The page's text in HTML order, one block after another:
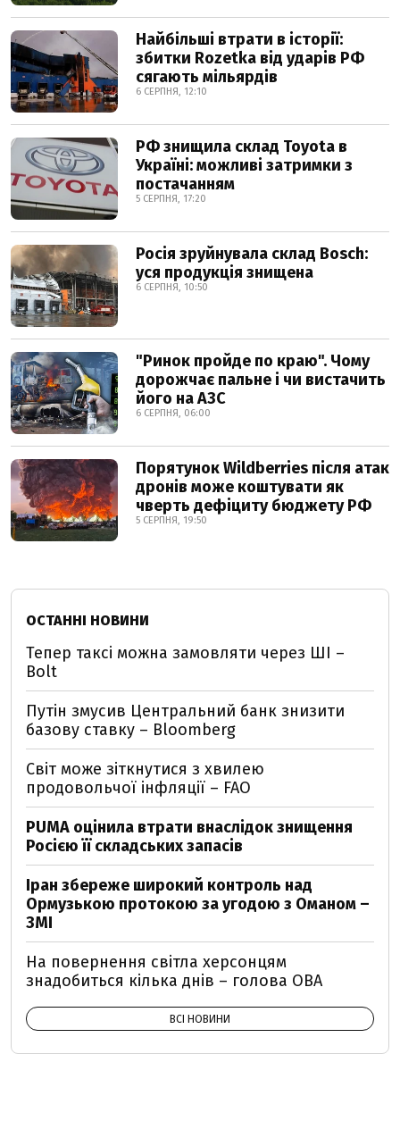
Найбільші втрати в історії:
збитки Rozetka від ударів РФ
сягають мільярдів
6 СЕРПНЯ, 12:10
РФ знищила склад Toyota в
Україні: можливі затримки з
постачанням
5 СЕРПНЯ, 17:20
Росія зруйнувала склад Bosch:
уся продукція знищена
6 СЕРПНЯ, 10:50
"Ринок пройде по краю". Чому
дорожчає пальне і чи вистачить
його на АЗС
6 СЕРПНЯ, 06:00
Порятунок Wildberries після атак
дронів може коштувати як
чверть дефіциту бюджету РФ
5 СЕРПНЯ, 19:50
ОСТАННІ НОВИНИ
Тепер таксі можна замовляти через ШІ –
Bolt
Путін змусив Центральний банк знизити
базову ставку – Bloomberg
Світ може зіткнутися з хвилею
продовольчої інфляції – FAO
PUMA оцінила втрати внаслідок знищення
Росією її складських запасів
Іран збереже широкий контроль над
Ормузькою протокою за угодою з Оманом –
ЗМІ
На повернення світла херсонцям
знадобиться кілька днів – голова ОВА
ВСІ НОВИНИ